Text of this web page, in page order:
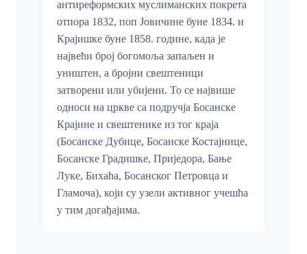
антиреформских муслиманских покрета
отпора 1832, поп Јовичине буне 1834. и
Крајишке буне 1858. године, када је
највећи број богомоља запаљен и
уништен, а бројни свештеници
затворени или убијени. То се највише
односи на цркве са подручја Босанске
Крајине и свештенике из тог краја
(Босанске Дубице, Босанске Костајнице,
Босанске Градишке, Приједора, Бање
Луке, Бихаћа, Босанског Петровца и
Гламоча), који су узели активног учешћа
у тим догађајима.